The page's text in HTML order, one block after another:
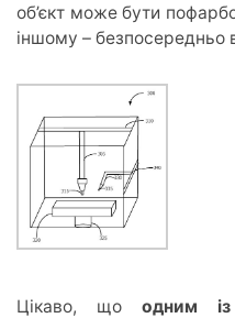
об’єкт може бути
іншому – безпосередньо
Цікаво, що одним із